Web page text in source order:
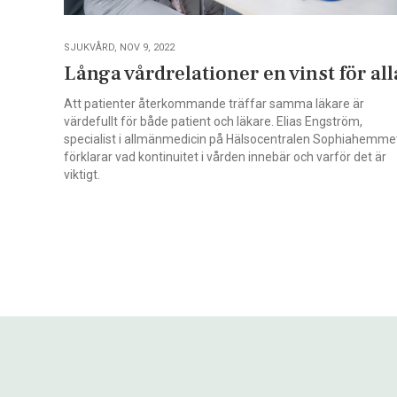
SJUKVÅRD, NOV 9, 2022
Långa vårdrelationer en vinst för
Att patienter återkommande träffar samma läkare är
värdefullt för både patient och läkare. Elias Engström,
specialist i allmänmedicin på Hälsocentralen
förklarar vad kontinuitet i vården innebär och varför det är
viktigt.